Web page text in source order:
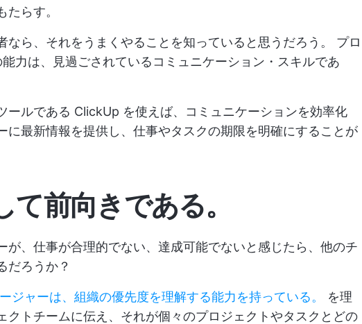
らす。
なら、それをうまくやることを知っていると思うだろう。 プロ
能力は、見過ごされているコミュニケーション・スキルであ
ールである ClickUp を使えば、コミュニケーションを効率化
に最新情報を提供し、仕事やタスクの期限を明確にすることが
て前向きである。
が、仕事が合理的でない、達成可能でないと感じたら、他のチ
だろうか？
ジャーは、組織の優先度を理解する能力を持っている。
を理
クトチームに伝え、それが個々のプロジェクトやタスクとどの